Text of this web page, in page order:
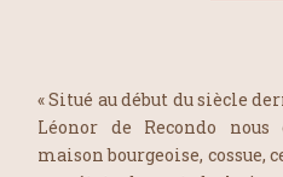
« Situé au début du siècle
Léonor de Recondo
maison bourgeoise, cossue,